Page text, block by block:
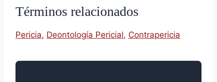
Términos relacionados
Pericia, Deontología Pericial, Contrapericia